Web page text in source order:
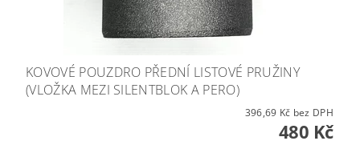
KOVOVÉ POUZDRO PŘEDNÍ LISTOVÉ PRUŽINY
(VLOŽKA MEZI SILENTBLOK A PERO)
396,69 Kč bez DPH
480 Kč